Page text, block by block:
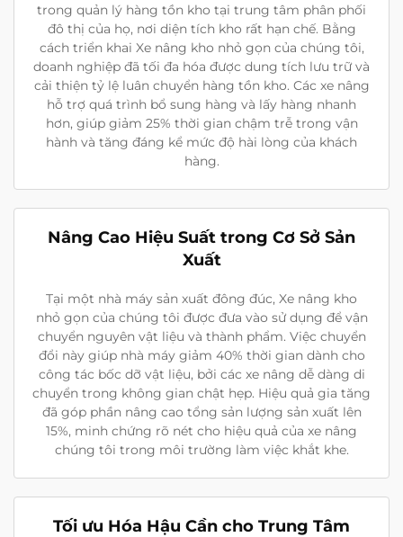
trong quản lý hàng tồn kho tại trung tâm phân phối
đô thị của họ, nơi diện tích kho rất hạn chế. Bằng
cách triển khai Xe nâng kho nhỏ gọn của chúng tôi,
doanh nghiệp đã tối đa hóa được dung tích lưu trữ và
cải thiện tỷ lệ luân chuyển hàng tồn kho. Các xe nâng
hỗ trợ quá trình bổ sung hàng và lấy hàng nhanh
hơn, giúp giảm 25% thời gian chậm trễ trong vận
hành và tăng đáng kể mức độ hài lòng của khách
hàng.
Nâng Cao Hiệu Suất trong Cơ Sở Sản
Xuất
Tại một nhà máy sản xuất đông đúc, Xe nâng kho
nhỏ gọn của chúng tôi được đưa vào sử dụng để vận
chuyển nguyên vật liệu và thành phẩm. Việc chuyển
đổi này giúp nhà máy giảm 40% thời gian dành cho
công tác bốc dỡ vật liệu, bởi các xe nâng dễ dàng di
chuyển trong không gian chật hẹp. Hiệu quả gia tăng
đã góp phần nâng cao tổng sản lượng sản xuất lên
15%, minh chứng rõ nét cho hiệu quả của xe nâng
chúng tôi trong môi trường làm việc khắt khe.
Tối ưu Hóa Hậu Cần cho Trung Tâm